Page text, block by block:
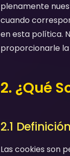
plenamente
cuando
en esta política.
proporcionarle
2. ¿Qué
2.1 Definición
Las cookies son